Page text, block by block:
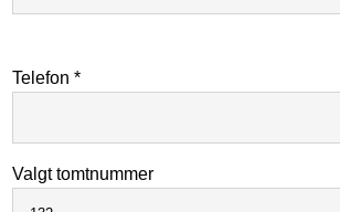
Telefon *
Valgt tomtnummer